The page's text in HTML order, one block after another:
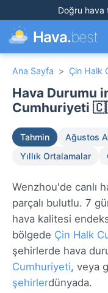
Doğru hava
Hava.best
Ana Sayfa > Çin Halk
Hava Durumu
Cumhuriyeti
Tahmin Ağustos
Yıllık Ortalamalar
Wenzhou'de canlı
parçalı bulutlu. 7
hava kalitesi
bölgede Çin Halk
şehirlerde hava
Cumhuriyeti, veya
şehirlerdünyada.